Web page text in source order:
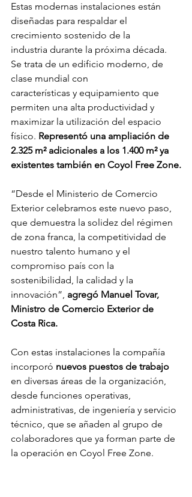
Estas modernas instalaciones están
diseñadas para respaldar el
crecimiento sostenido de la
industria durante la próxima década.
Se trata de un edificio moderno, de
clase mundial con
características y equipamiento que
permiten una alta productividad y
maximizar la utilización del espacio
físico. Representó una ampliación de
2.325 m² adicionales a los 1.400 m² ya
existentes también en Coyol Free Zone.
“Desde el Ministerio de Comercio
Exterior celebramos este nuevo paso,
que demuestra la solidez del régimen
de zona franca, la competitividad de
nuestro talento humano y el
compromiso país con la
sostenibilidad, la calidad y la
innovación”, agregó Manuel Tovar,
Ministro de Comercio Exterior de
Costa Rica.
Con estas instalaciones la compañía
incorporó nuevos puestos de trabajo
en diversas áreas de la organización,
desde funciones operativas,
administrativas, de ingeniería y servicio
técnico, que se añaden al grupo de
colaboradores que ya forman parte de
la operación en Coyol Free Zone.